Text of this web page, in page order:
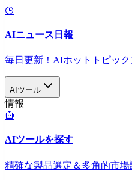
AIニュース日報
毎日更新！AIホットトピッ
AIツール
情報
AIツールを探す
精確な製品選定＆多角的市場